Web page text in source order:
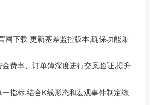
网下载 更新基差监控版本,确保功能兼
费率、订单簿深度进行交叉验证,提升
指标,结合K线形态和宏观事件制定综